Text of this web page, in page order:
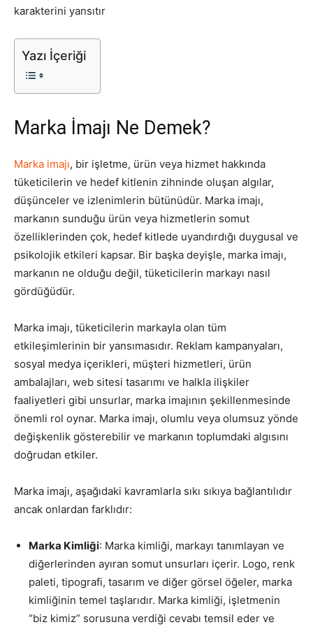
UI/UX
karakterini yansıtır
Yazı İçeriği
Marka İmajı Ne Demek?
Marka imajı, bir işletme, ürün veya hizmet hakkında
tüketicilerin ve hedef kitlenin zihninde oluşan algılar,
düşünceler ve izlenimlerin bütünüdür. Marka imajı,
markanın sunduğu ürün veya hizmetlerin somut
özelliklerinden çok, hedef kitlede uyandırdığı duygusal ve
psikolojik etkileri kapsar. Bir başka deyişle, marka imajı,
markanın ne olduğu değil, tüketicilerin markayı nasıl
gördüğüdür.
Marka imajı, tüketicilerin markayla olan tüm
etkileşimlerinin bir yansımasıdır. Reklam kampanyaları,
sosyal medya içerikleri, müşteri hizmetleri, ürün
ambalajları, web sitesi tasarımı ve halkla ilişkiler
faaliyetleri gibi unsurlar, marka imajının şekillenmesinde
önemli rol oynar. Marka imajı, olumlu veya olumsuz yönde
değişkenlik gösterebilir ve markanın toplumdaki algısını
doğrudan etkiler.
Marka imajı, aşağıdaki kavramlarla sıkı sıkıya bağlantılıdır
ancak onlardan farklıdır:
Marka Kimliği: Marka kimliği, markayı tanımlayan ve
diğerlerinden ayıran somut unsurları içerir. Logo, renk
paleti, tipografi, tasarım ve diğer görsel öğeler, marka
kimliğinin temel taşlarıdır. Marka kimliği, işletmenin
“biz kimiz” sorusuna verdiği cevabı temsil eder ve